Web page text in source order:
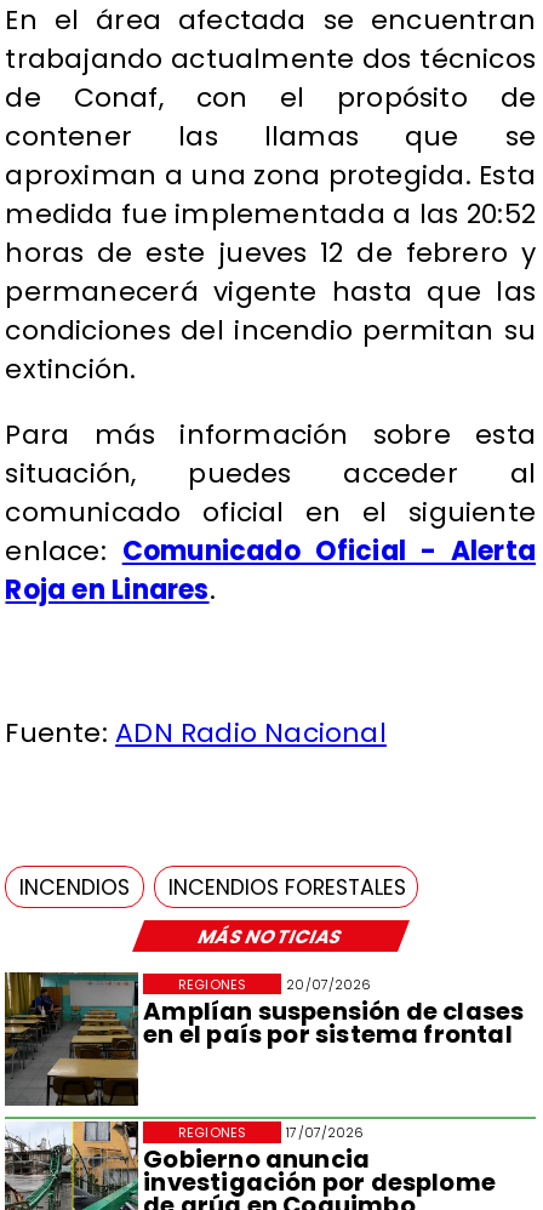
MÁS NOTICIAS
20/07/2026
Amplían suspensión de clases
en el país por sistema frontal
REGIONES
17/07/2026
Gobierno anuncia
investigación por desplome
REGIONES
En el área afectada se encuentran
trabajando actualmente dos técnicos
de Conaf, con el propósito de
contener las llamas que se
aproximan a una zona protegida. Esta
medida fue implementada a las 20:52
horas de este jueves 12 de febrero y
permanecerá vigente hasta que las
condiciones del incendio permitan su
extinción.
Para más información sobre esta
situación, puedes acceder al
comunicado oficial en el siguiente
enlace: Comunicado Oficial - Alerta
Roja en Linares.
Fuente:ADN Radio Nacional
INCENDIOS INCENDIOS FORESTALES